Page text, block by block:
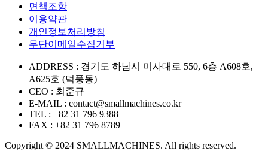
면책조항
이용약관
개인정보처리방침
무단이메일수집거부
ADDRESS : 경기도 하남시 미사대로 550, 6층 A608호,
A625호 (덕풍동)
CEO : 최준규
E-MAIL : contact@smallmachines.co.kr
TEL : +82 31 796 9388
FAX : +82 31 796 8789
Copyright © 2024 SMALLMACHINES. All rights reserved.